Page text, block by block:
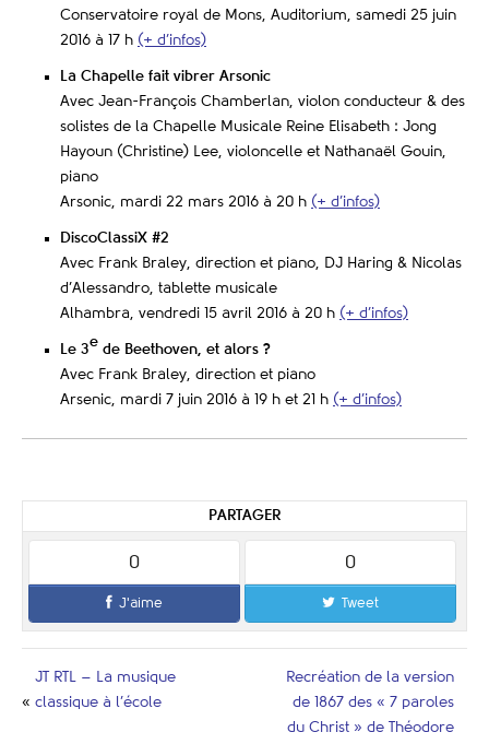
Conservatoire royal de Mons, Auditorium, samedi 25 juin
2016 à 17 h (+ d’infos)
La Chapelle fait vibrer Arsonic
Avec Jean-François Chamberlan, violon conducteur & des
solistes de la Chapelle Musicale Reine Elisabeth : Jong
Hayoun (Christine) Lee, violoncelle et Nathanaël Gouin,
piano
Arsonic, mardi 22 mars 2016 à 20 h (+ d’infos)
DiscoClassiX #2
Avec Frank Braley, direction et piano, DJ Haring & Nicolas
d’Alessandro, tablette musicale
Alhambra, vendredi 15 avril 2016 à 20 h (+ d’infos)
Le 3e de Beethoven, et alors ?
Avec Frank Braley, direction et piano
Arsenic, mardi 7 juin 2016 à 19 h et 21 h (+ d’infos)
PARTAGER
0
J'aime
0
Tweet
«
JT RTL – La musique
classique à l’école
Recréation de la version
de 1867 des « 7 paroles
du Christ » de Théodore